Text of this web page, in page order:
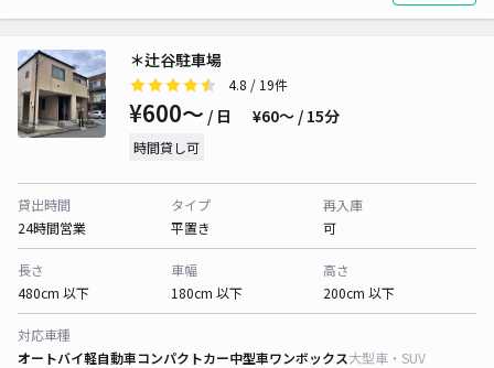
＊辻谷駐車場
4.8 / 19件
¥600〜 / 日 ¥60〜 / 15分
時間貸し可
貸出時間
24時間営業
タイプ
平置き
再入庫
可
長さ
480cm 以下
車幅
180cm 以下
高さ
200cm 以下
対応車種
オートバイ軽自動車コンパクトカー中型車ワンボックス大型車・SUV